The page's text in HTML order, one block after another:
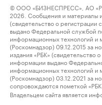
© ООО «БИЗНЕСПРЕСС», АО
2026. Сообщения и материалы
(свидетельство о
выдано Федеральной службой
информационных технологий и
(Роскомнадзор) 09.12.2015 за
издания «РБК» (свидетельство
информации выдано
информационных технологий и
(Роскомнадзор) 03.12.2021 за
сопровождаются пометкой
Владельцем сайта является